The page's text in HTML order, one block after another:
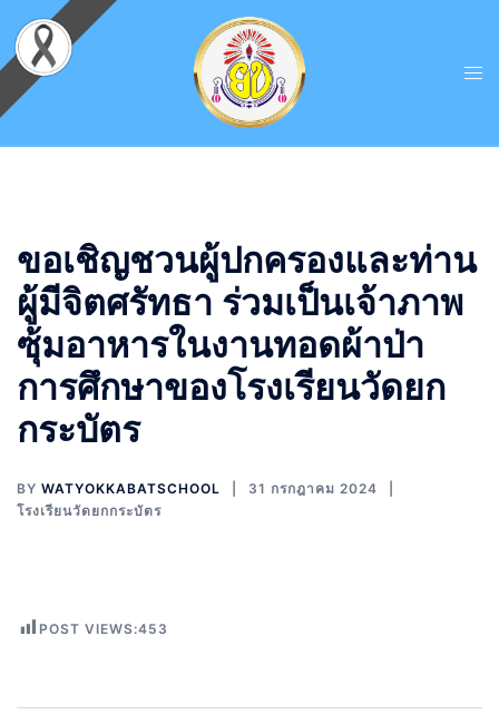
ขอเชิญชวนผู้ปกครองและท่าน
ผู้มีจิตศรัทธา ร่วมเป็นเจ้าภาพ
ซุ้มอาหารในงานทอดผ้าป่า
การศึกษาของโรงเรียนวัดยก
กระบัตร
BY WATYOKKABATSCHOOL
31 กรกฎาคม 2024
โรงเรียนวัดยกกระบัตร
POST VIEWS:453